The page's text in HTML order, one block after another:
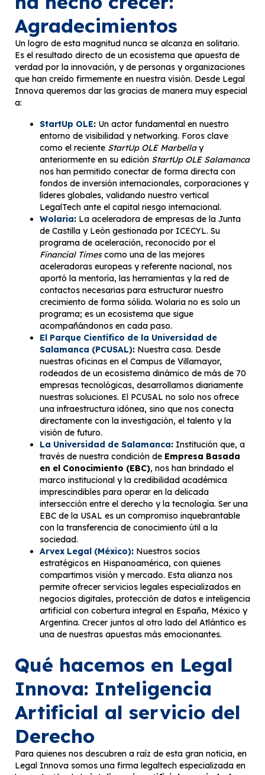
Agradecimientos
Un logro de esta magnitud nunca se alcanza en solitario.
Es el resultado directo de un ecosistema que apuesta de
verdad por la innovación, y de personas y organizaciones
que han creído firmemente en nuestra visión. Desde Legal
Innova queremos dar las gracias de manera muy especial
a:
StartUp OLE: Un actor fundamental en nuestro
entorno de visibilidad y networking. Foros clave
como el reciente StartUp OLE Marbellay
anteriormente en su edición StartUp OLE Salamanca
nos han permitido conectar de forma directa con
fondos de inversión internacionales, corporaciones y
líderes globales, validando nuestro vertical
LegalTech ante el capital riesgo internacional.
Wolaria: La aceleradora de empresas de la Junta
de Castilla y León gestionada por ICECYL. Su
programa de aceleración, reconocido por el
Financial Timescomo una de las mejores
aceleradoras europeas y referente nacional, nos
aportó la mentoría, las herramientas y la red de
contactos necesarias para estructurar nuestro
crecimiento de forma sólida. Wolaria no es solo un
programa; es un ecosistema que sigue
acompañándonos en cada paso.
El Parque Científico de la Universidad de
Salamanca (PCUSAL): Nuestra casa. Desde
nuestras oficinas en el Campus de Villamayor,
rodeados de un ecosistema dinámico de más de 70
empresas tecnológicas, desarrollamos diariamente
nuestras soluciones. El PCUSAL no solo nos ofrece
una infraestructura idónea, sino que nos conecta
directamente con la investigación, el talento y la
visión de futuro.
La Universidad de Salamanca: Institución que, a
través de nuestra condición de Empresa Basada
en el Conocimiento (EBC), nos han brindado el
marco institucional y la credibilidad académica
imprescindibles para operar en la delicada
intersección entre el derecho y la tecnología. Ser una
EBC de la USAL es un compromiso inquebrantable
con la transferencia de conocimiento útil a la
sociedad.
Arvex Legal (México): Nuestros socios
estratégicos en Hispanoamérica, con quienes
compartimos visión y mercado. Esta alianza nos
permite ofrecer servicios legales especializados en
negocios digitales, protección de datos e inteligencia
artificial con cobertura integral en España, México y
Argentina. Crecer juntos al otro lado del Atlántico es
una de nuestras apuestas más emocionantes.
Qué hacemos en Legal
Innova: Inteligencia
Artificial al servicio del
Derecho
Para quienes nos descubren a raíz de esta gran noticia, en
Legal Innova somos una firma legaltech especializada en